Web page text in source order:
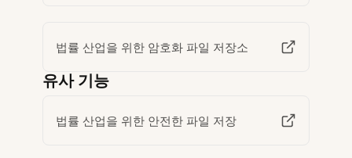
법률 산업을 위한 암호화 파일 저장소
유사 기능
법률 산업을 위한 안전한 파일 저장